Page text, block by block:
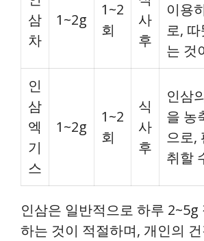
삼
차
1~2g
1~2
회
사
후
이용
로,
는 것
인
삼
엑
기
스
1~2g
1~2
회
식
사
후
인삼
을 농
으로,
취할
인삼은 일반적으로 하루 2~5g
하는 것이 적절하며, 개인의